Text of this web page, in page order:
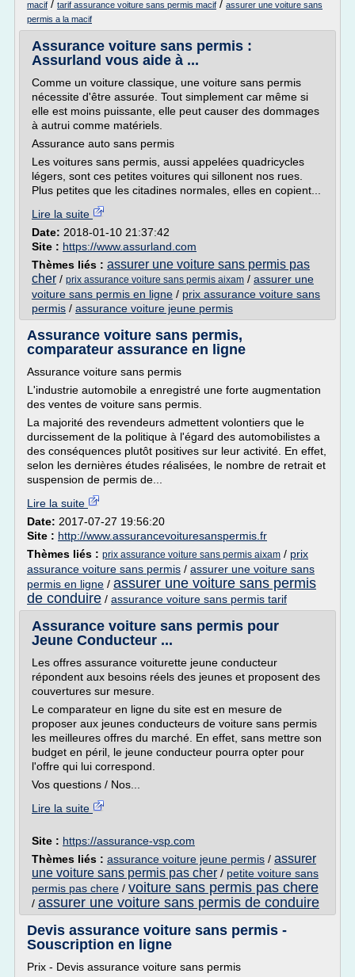
macif / tarif assurance voiture sans permis macif / assurer une voiture sans
permis a la macif
Assurance voiture sans permis :
Assurland vous aide à ...
Comme un voiture classique, une voiture sans permis
nécessite d'être assurée. Tout simplement car même si
elle est moins puissante, elle peut causer des dommages
à autrui comme matériels.
Assurance auto sans permis
Les voitures sans permis, aussi appelées quadricycles
légers, sont ces petites voitures qui sillonent nos rues.
Plus petites que les citadines normales, elles en copient...
Lire la suite
Date: 2018-01-10 21:37:42
Site : https://www.assurland.com
Thèmes liés : assurer une voiture sans permis pas
cher / prix assurance voiture sans permis aixam / assurer une
voiture sans permis en ligne / prix assurance voiture sans
permis / assurance voiture jeune permis
Assurance voiture sans permis,
comparateur assurance en ligne
Assurance voiture sans permis
L'industrie automobile a enregistré une forte augmentation
des ventes de voiture sans permis.
La majorité des revendeurs admettent volontiers que le
durcissement de la politique à l'égard des automobilistes a
des conséquences plutôt positives sur leur activité. En effet,
selon les dernières études réalisées, le nombre de retrait et
suspension de permis de...
Lire la suite
Date: 2017-07-27 19:56:20
Site : http://www.assurancevoituresanspermis.fr
Thèmes liés : prix assurance voiture sans permis aixam / prix
assurance voiture sans permis / assurer une voiture sans
permis en ligne / assurer une voiture sans permis
de conduire / assurance voiture sans permis tarif
Assurance voiture sans permis pour
Jeune Conducteur ...
Les offres assurance voiturette jeune conducteur
répondent aux besoins réels des jeunes et proposent des
couvertures sur mesure.
Le comparateur en ligne du site est en mesure de
proposer aux jeunes conducteurs de voiture sans permis
les meilleures offres du marché. En effet, sans mettre son
budget en péril, le jeune conducteur pourra opter pour
l'offre qui lui correspond.
Vos questions / Nos...
Lire la suite
Site : https://assurance-vsp.com
Thèmes liés : assurance voiture jeune permis / assurer
une voiture sans permis pas cher / petite voiture sans
permis pas chere / voiture sans permis pas chere
/ assurer une voiture sans permis de conduire
Devis assurance voiture sans permis -
Souscription en ligne
Prix - Devis assurance voiture sans permis